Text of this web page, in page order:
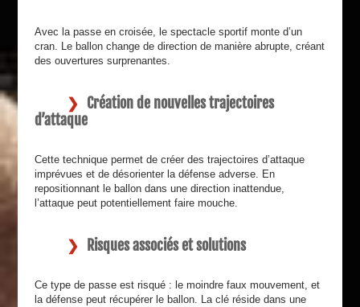
Avec la passe en croisée, le spectacle sportif monte d’un
cran. Le ballon change de direction de manière abrupte, créant
des ouvertures surprenantes.
Création de nouvelles trajectoires
d’attaque
Cette technique permet de créer des trajectoires d’attaque
imprévues et de désorienter la défense adverse. En
repositionnant le ballon dans une direction inattendue,
l’attaque peut potentiellement faire mouche.
Risques associés et solutions
Ce type de passe est risqué : le moindre faux mouvement, et
la défense peut récupérer le ballon. La clé réside dans une